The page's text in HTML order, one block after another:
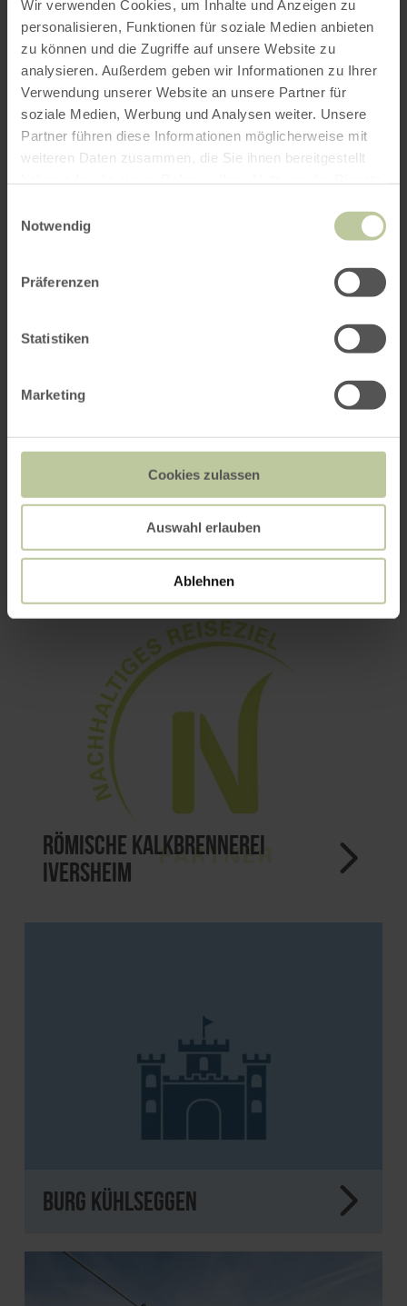
Wir verwenden Cookies, um Inhalte und Anzeigen zu
personalisieren, Funktionen für soziale Medien anbieten
zu können und die Zugriffe auf unsere Website zu
analysieren. Außerdem geben wir Informationen zu Ihrer
Verwendung unserer Website an unsere Partner für
soziale Medien, Werbung und Analysen weiter. Unsere
Partner führen diese Informationen möglicherweise mit
weiteren Daten zusammen, die Sie ihnen bereitgestellt
Notwendig
Präferenzen
Statistiken
Marketing
Cookies zulassen
Auswahl erlauben
Ablehnen
ROUTE PLANEN
Das könnte Sie auch
interessieren
Eifel-Blick "Bergfried"
Römische Kalkbrennerei
Iversheim
Burg Kühlseggen